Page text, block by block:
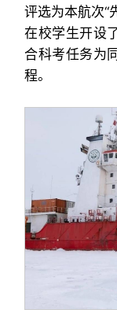
评选为本航次“
在校学生开设
合科考任务为
程。